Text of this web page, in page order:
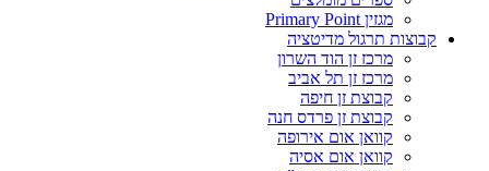
מגזין Primary Point
קבוצות תרגול מדיטציה
מרכז זן הוד השרון
מרכז זן תל אביב
קבוצת זן חיפה
קבוצת זן פרדס חנה
קוואן אום אירופה
קוואן אום אסיה